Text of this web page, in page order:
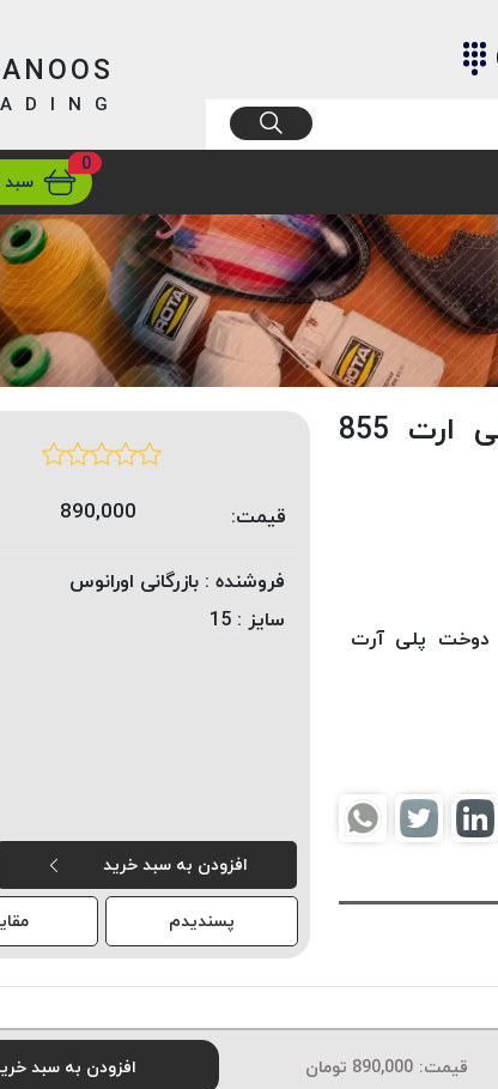
ارسال
0
سبد
نخ دوخت ترکیه پلی ارت 855
دوخت پلی آرت
قیمت: 890,000
فروشنده : بازرگانی اورانوس
سایز : 15
افزودن به سبد خرید
پسندیدم
قیمت: 890,000 تومان
افزودن به سبد